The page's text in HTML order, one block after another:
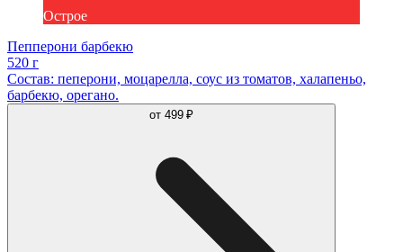
Острое
Пепперони барбекю
520 г
Состав: пеперони, моцарелла, соус из томатов, халапеньо,
барбекю, орегано.
от 499 ₽